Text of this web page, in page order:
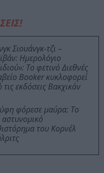
Σιουάνγκ-τζι –
Ημερολόγιο
Το φετινό Διεθνές
Booker κυκλοφορεί
τις εκδόσεις Βακχικόν
φόρεσε μαύρα: Το
αστυνομικό
του Κορνέλ